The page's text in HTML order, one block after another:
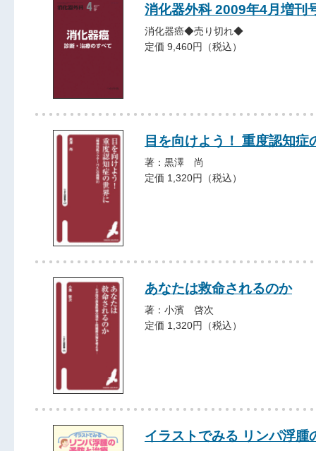
消化器外科 2009年4月増刊
消化器癌◆売り切れ◆
定価 9,460円（税込）
目を向けよう！ 重度認知症
著：黒澤 尚
定価 1,320円（税込）
あなたは救命されるのか
著：小濱 啓次
定価 1,320円（税込）
イラストでみる リンパ浮腫